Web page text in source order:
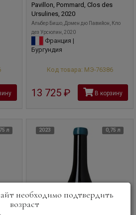
Pavillon, Pommard, Clos des
Ursulines, 2020
Альбер Бишо, Домен дю Павийон, Кло
дез Урсюлин, 2020
Франция |
Бургундия
Код товара: МЭ-76386
13 725 рубВ корзину
л 2023 0,75 л
необходимо подтвердить
возраст